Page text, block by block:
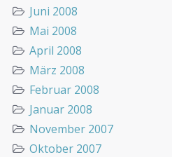
Juni 2008
Mai 2008
April 2008
März 2008
Februar 2008
Januar 2008
November 2007
Oktober 2007